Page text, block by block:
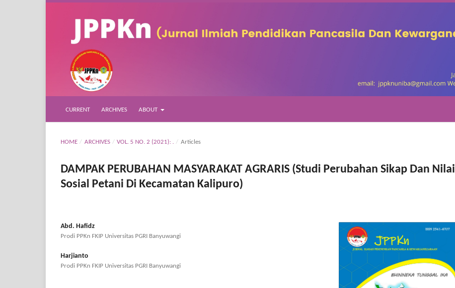
CURRENT ARCHIVES ABOUT
HOME / ARCHIVES / VOL. 5 NO. 2 (2021): . / Articles
DAMPAK PERUBAHAN MASYARAKAT AGRARIS (Studi Perubahan Sikap Dan Nilai
Sosial Petani Di Kecamatan Kalipuro)
Abd. Hafidz
Prodi PPKn FKIP Universitas PGRI Banyuwangi
Harjianto
Prodi PPKn FKIP Universitas PGRI Banyuwangi